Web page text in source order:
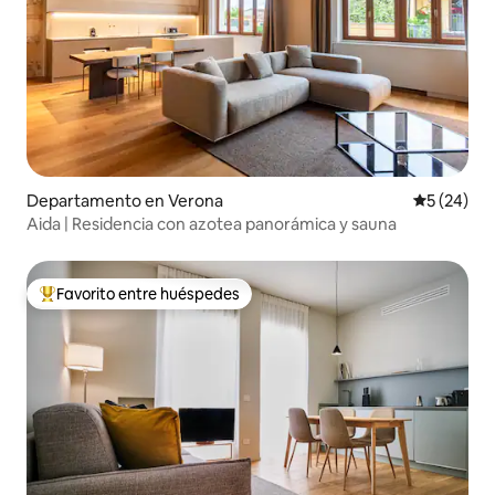
Departamento en Verona
5 (24)
Aida | Residencia con azotea panorámica y sauna
De los mejores en Favorito entre huéspedes
Favorito entre huéspedes